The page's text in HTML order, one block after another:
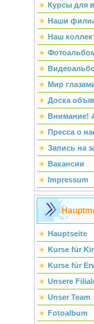
Курсы для
Наши
Наш
Мир
Доска
Внимание!
Пресса о
Запись на
Вакансии
Impressum
Hauptseite
Kurse für
Kurse für
Unsere
Unser Team
Fotoalbum